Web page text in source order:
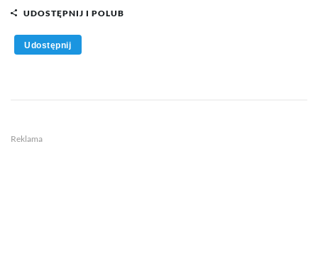
UDOSTĘPNIJ I POLUB
Udostępnij
Reklama